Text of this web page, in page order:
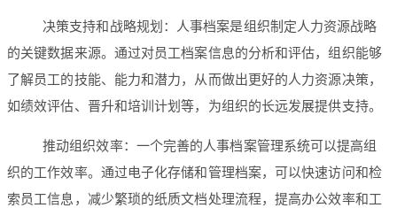
决策支持和战略规划：人事档案是组织制定人力资源战略
的关键数据来源。通过对员工档案信息的分析和评估，组织能够
了解员工的技能、能力和潜力，从而做出更好的人力资源决策，
如绩效评估、晋升和培训计划等，为组织的长远发展提供支持。
推动组织效率：一个完善的人事档案管理系统可以提高组
织的工作效率。通过电子化存储和管理档案，可以快速访问和检
索员工信息，减少繁琐的纸质文档处理流程，提高办公效率和工